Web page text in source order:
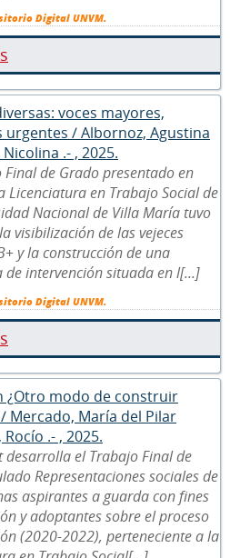
Digital UNVM.
voces mayores,
urgentes / Albornoz, Agustina
.- , 2025.
Final de Grado presentado en
Licenciatura en Trabajo Social de
Nacional de Villa María tuvo
visibilización de las vejeces
y la construcción de una
de intervención situada en l[...]
Digital UNVM.
¿Otro modo de construir
Mercado, María del Pilar
.- , 2025.
desarrolla el Trabajo Final de
Representaciones sociales de
aspirantes a guarda con fines
y adoptantes sobre el proceso
(2020-2022), perteneciente a la